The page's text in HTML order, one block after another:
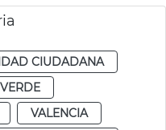
CIUDADANA
VALENCIA